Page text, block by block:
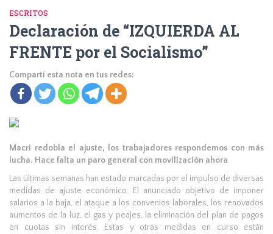
ESCRITOS
Declaración de “IZQUIERDA AL
FRENTE por el Socialismo”
Compartí esta nota en tus redes:
Macri redobla el ajuste, los trabajadores respondemos con más
lucha. Hace falta un paro general con movilización ahora
Las últimas semanas han estado marcadas por el impulso de diversas
medidas de ajuste económico: El anunciado objetivo de imponer
salarios a la baja, el ataque a los convenios laborales, los renovados
aumentos de la luz, el gas y peajes, la eliminación del plan de pagos
en cuotas sin interés. Estas y otras medidas en curso están